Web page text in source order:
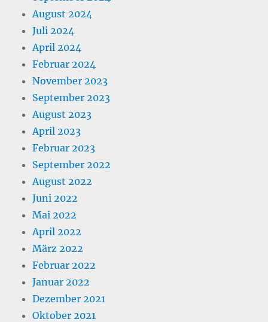
August 2024
Juli 2024
April 2024
Februar 2024
November 2023
September 2023
August 2023
April 2023
Februar 2023
September 2022
August 2022
Juni 2022
Mai 2022
April 2022
März 2022
Februar 2022
Januar 2022
Dezember 2021
Oktober 2021